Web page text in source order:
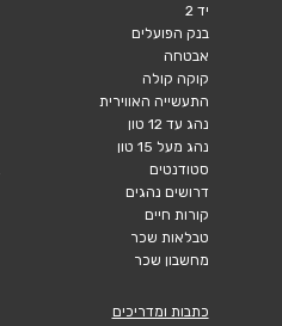
יד 2
בנק הפועלים
אבטחה
קוקה קולה
התעשייה האווירית
נהג עד 12 טון
נהג מעל 15 טון
סטודנטים
דרושים נהגים
קורות חיים
טבלאות שכר
מחשבון שכר
כתבות ומדריכים